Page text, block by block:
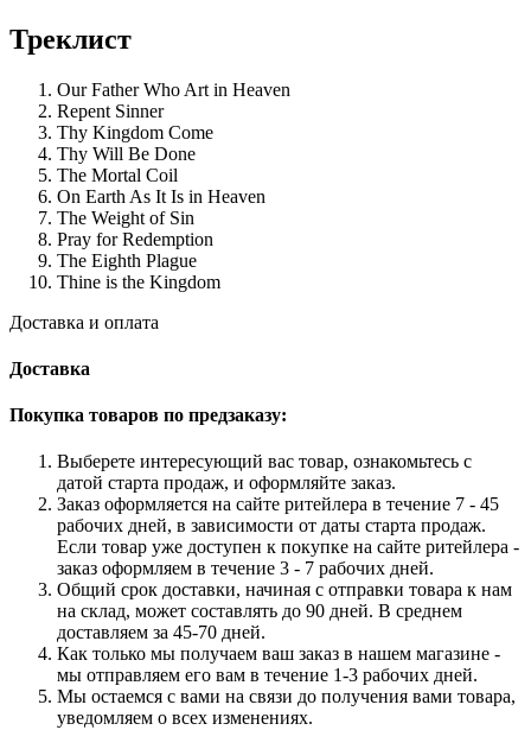
Треклист
Our Father Who Art in Heaven
Repent Sinner
Thy Kingdom Come
Thy Will Be Done
The Mortal Coil
On Earth As It Is in Heaven
The Weight of Sin
Pray for Redemption
The Eighth Plague
Thine is the Kingdom
Доставка и оплата
Доставка
Покупка товаров по предзаказу:
Выберете интересующий вас товар, ознакомьтесь с
датой старта продаж, и оформляйте заказ.
Заказ оформляется на сайте ритейлера в течение 7 - 45
рабочих дней, в зависимости от даты старта продаж.
Если товар уже доступен к покупке на сайте ритейлера -
заказ оформляем в течение 3 - 7 рабочих дней.
Общий срок доставки, начиная с отправки товара к нам
на склад, может составлять до 90 дней. В среднем
доставляем за 45-70 дней.
Как только мы получаем ваш заказ в нашем магазине -
мы отправляем его вам в течение 1-3 рабочих дней.
Мы остаемся с вами на связи до получения вами товара,
уведомляем о всех изменениях.